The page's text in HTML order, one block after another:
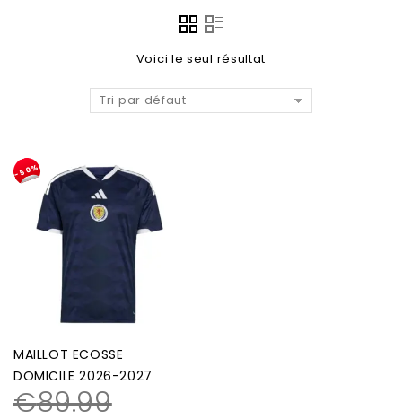
Voici le seul résultat
Tri par défaut
-50%
MAILLOT ECOSSE
DOMICILE 2026-2027
€89.99